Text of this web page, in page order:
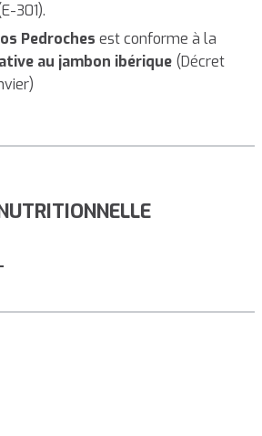
301).
Pedroches est conforme à la
au jambon ibérique (Décret